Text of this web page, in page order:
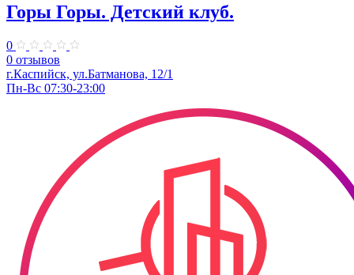
Горы Горы. ​Детский клуб.
0
0 отзывов
г.Каспийск, ул.Батманова, 12/1
Пн-Вс 07:30-23:00